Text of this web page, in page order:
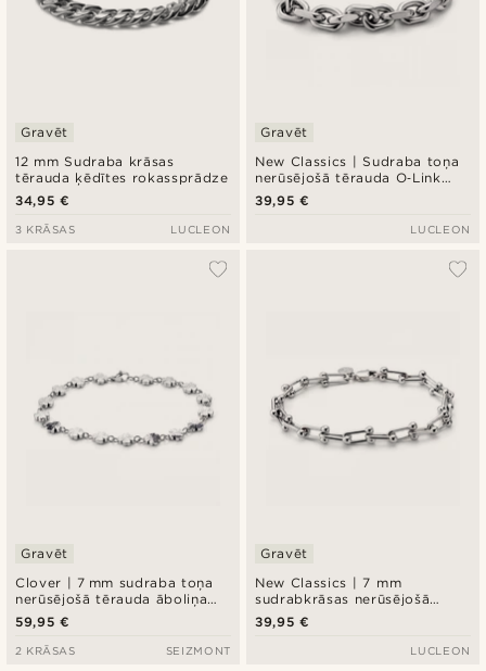
12 mm Sudraba krāsas
tērauda ķēdītes rokassprādze
Gravēt
34,95 €
3 KRĀSAS LUCLEON
New Classics | Sudraba toņa
nerūsējošā tērauda O‑Link
rokassprādze ar aizdari
Gravēt
39,95 €
LUCLEON
Clover | 7 mm sudraba toņa
nerūsējošā tērauda āboliņa
aproce
Gravēt
59,95 €
2 KRĀSAS SEIZMONT
New Classics | 7 mm
sudrabkrāsas nerūsējošā
tērauda Paperclip tipa pērlīšu
ķēdītes aproce
Gravēt
39,95 €
LUCLEON